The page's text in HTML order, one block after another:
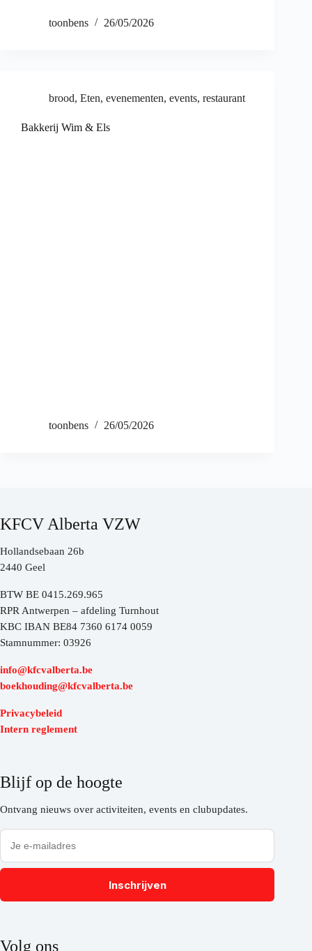
toonbens 26/05/2026
brood, Eten, evenementen, events, restaurant
Bakkerij Wim & Els
toonbens 26/05/2026
KFCV Alberta VZW
Hollandsebaan 26b
2440 Geel
BTW BE 0415.269.965
RPR Antwerpen – afdeling Turnhout
KBC IBAN BE84 7360 6174 0059
Stamnummer: 03926
info@kfcvalberta.be
boekhouding@kfcvalberta.be
Privacybeleid
Intern reglement
Blijf op de hoogte
Ontvang nieuws over activiteiten, events en clubupdates.
Inschrijven
Volg ons